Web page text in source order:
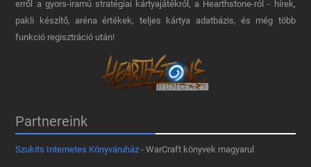
erről a gyors-iramú stratégiai kártyajátékról, a Hearthstone-ról - hírek,
pakli készítő, aréna értékek, teljes kártya adatbázis, és még több
funkció regisztráció után!
Partnereink
Szukits Internetes Könyváruház - WarCraft könyvek magyarul